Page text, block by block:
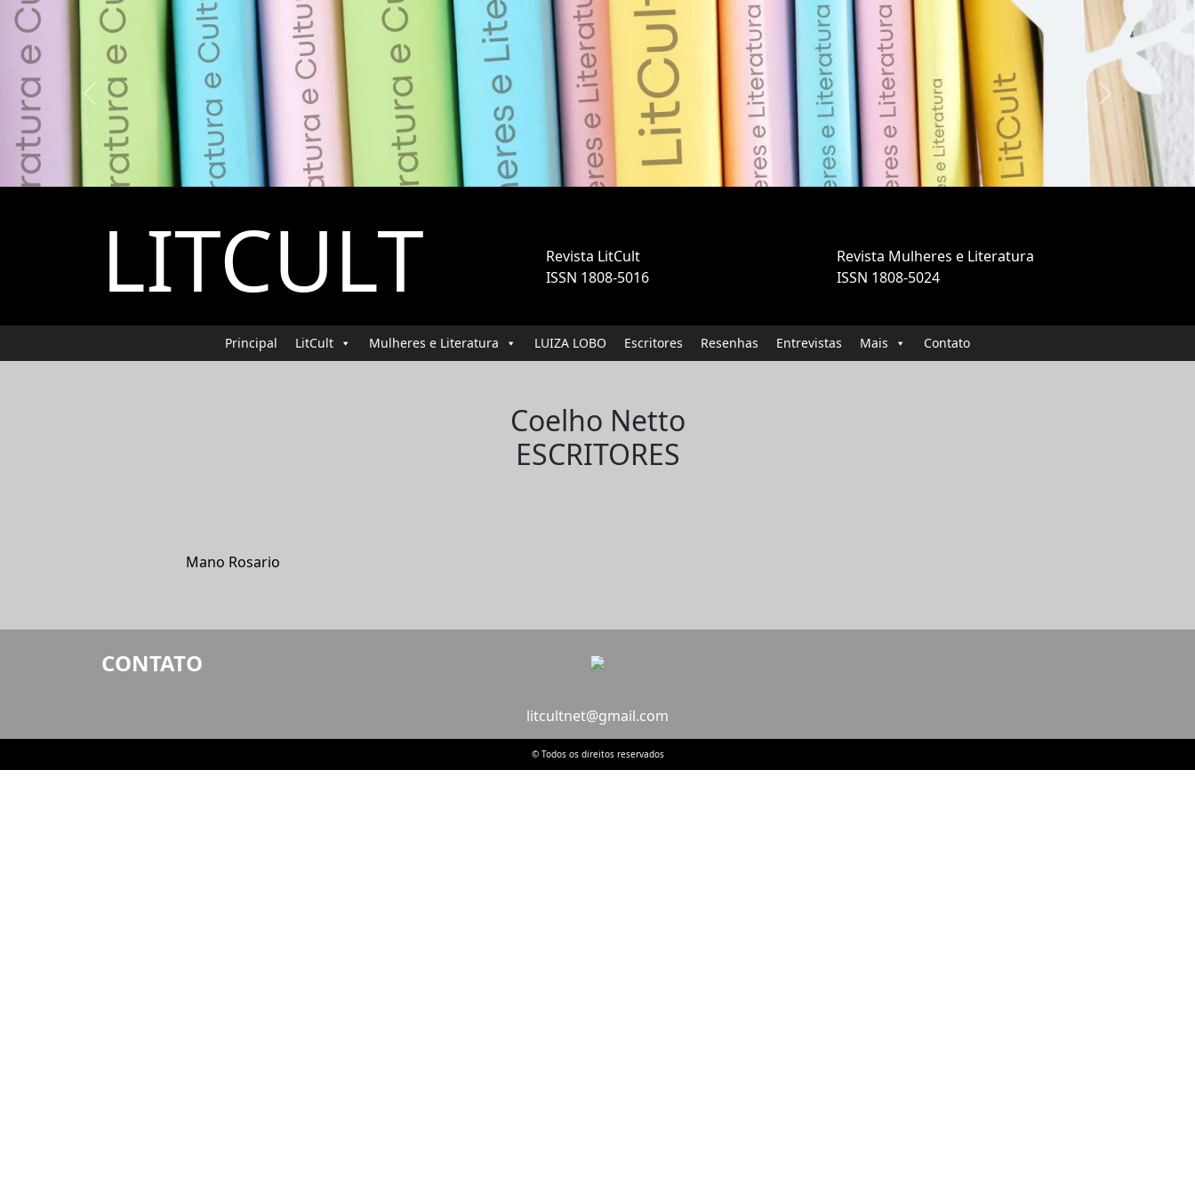
Previous Next
LITCULT
Revista LitCult
ISSN 1808-5016
Revista Mulheres e Literatura
ISSN 1808-5024
Principal LitCult Mulheres e Literatura LUIZA LOBO Escritores Resenhas Entrevistas Mais Contato
Coelho Netto
ESCRITORES
Mano Rosario
CONTATO
litcultnet@gmail.com
© Todos os direitos reservados